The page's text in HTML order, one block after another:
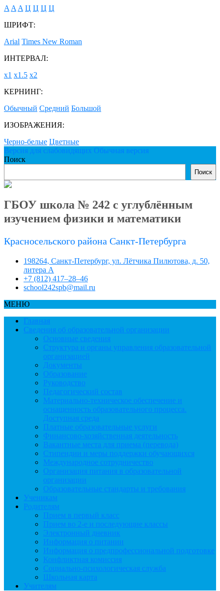
A A A Ц Ц Ц Ц
ШРИФТ:
Arial Times New Roman
ИНТЕРВАЛ:
х1 х1.5 х2
КЕРНИНГ:
Обычный Средний Большой
ИЗОБРАЖЕНИЯ:
Черно-белые Цветные
Версия для слабовидящих Обычная версия
Поиск
Поиск
ГБОУ школа № 242 с углублённым
изучением физики и математики
Красносельского района Санкт-Петербурга
198264, Санкт-Петербург, ул. Лётчика Пилютова, д. 50,
литера А
+7 (812) 417–28–46
school242spb@mail.ru
МЕНЮ
Главная
Сведения об образовательной организации
Основные сведения
Структура и органы управления образовательной
организацией
Документы
Образование
Руководство
Педагогический состав
Материально-техническое обеспечение и
оснащенность образовательного процесса.
Доступная среда
Платные образовательные услуги
Финансово-хозяйственная деятельность
Вакантные места для приема (перевода)
Стипендии и меры поддержки обучающихся
Международное сотрудничество
Организация питания в образовательной
организации
Образовательные стандарты и требования
Ученикам
Родителям
Прием в первый класс
Прием во 2-е и последующие классы
Электронный дневник
Информация о питании
Информация о предпрофессиональной подготовке
Конфликтная комиссия
Социально-психологическая служба
Школьная карта
Учителям